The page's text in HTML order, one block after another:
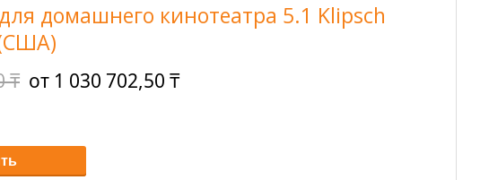
домашнего кинотеатра 5.1 Klipsch
₸ от 1 030 702,50 ₸